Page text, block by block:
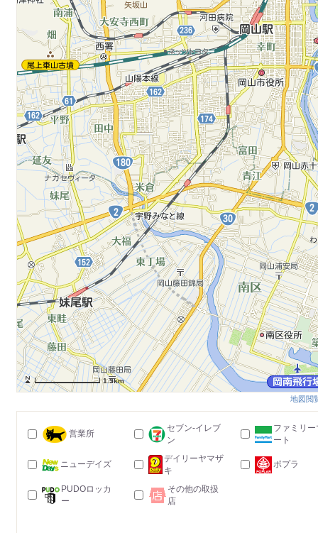
1.5km
地図閲
営業所
セブン-イレブ
ン
ファミリー
ート
ニューデイズ
デイリーヤマザ
キ
ポプラ
PUDOロッカ
ー
その他の取扱
店